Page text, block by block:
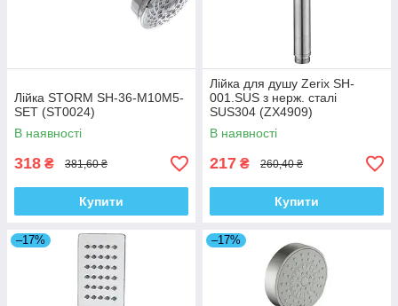
Лійка STORM SH-36-M10M5-
SET (ST0024)
В наявності
318 ₴ 381,60 ₴
Купити
Лійка для душу Zerix SH-
001.SUS з нерж. сталі
SUS304 (ZX4909)
В наявності
217 ₴ 260,40 ₴
Купити
–17% –17%